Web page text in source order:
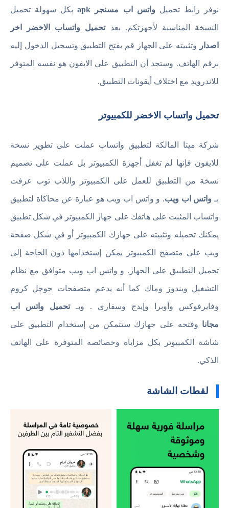
نوفر رابط تحميل واتس اب مسنجر apk بكل سهولة تحميل
النسخة المناسبة لأجهزتكم. بعدتحميل واتساب الاخضر اخر
اصدار وتثبيته على الجهاز قم بفتح التطبيق وتسجيل الدخول إليه
برقم الهاتف. وستجد أن التطبيق على الايفون هو نفسه المتوفر
للاندرويد مع اختلاف أيقونات التطبيق.
تحميل واتساب الاخضر للكمبيوتر
شركة ميتا المالكة لتطبيق واتساب عملت على تطوير نسخة
للايفون فإنها لم تغفل أجهزة الكمبيوتر بل عملت على تصميم
نسخة من التطبيق للعمل على الكمبيوتر واللاب توب عرفت
بـ واتس اب ويب. و واتس اب ويب هو عبارة عن محاكاة لتطبيق
واتساب المثبت على هاتفك على جهاز الكمبيوتر في شكل تطبيق
يمكنك تحميله وتثبيته على جهازك الكمبيوتر أو في شكل صفحة
ويب على متصفح الكمبيوتر يمكن إستخدامها دون الحاجة إلى
تحميل التطبيق على الجهاز. و واتس اب ويب متوافق مع نظام
التشغيل ويندوز وماك كما أنه يدعم متصفحات جوجل كروم
وفايرفوكس وأوبرا وإيدج وسفاري . وبـتحميل واتس اب
مجانا وفتحه على جهازك ستتمكن من إستخدام التطبيق على
شاشة الكمبيوتر بكل مزاياه وخصائصه المتوفرة على الهاتف
الذكي.
لقطات الشاشة